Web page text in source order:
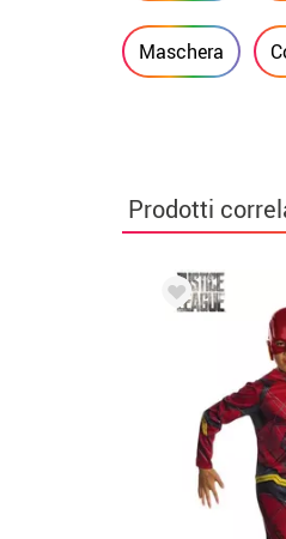
Maschera
Prodotti